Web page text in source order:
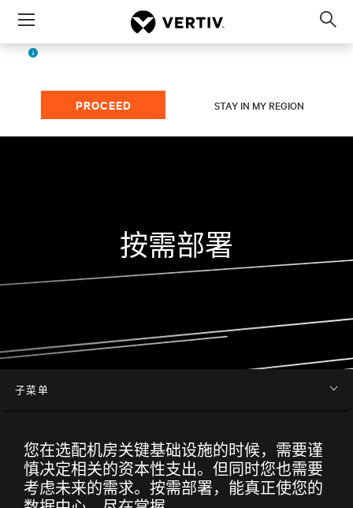
Menu
PROCEED STAY IN MY REGION
按需部署
子菜单
您在选配机房关键基础设施的时候，需要谨
慎决定相关的资本性支出。但同时您也需要
考虑未来的需求。按需部署，能真正使您的